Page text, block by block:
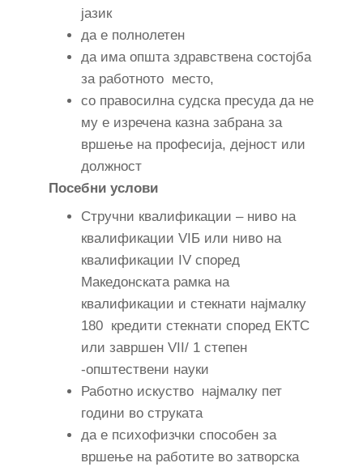
јазик
да е полнолетен
да има општа здравствена состојба
за работното место,
со правосилна судска пресуда да не
му е изречена казна забрана за
вршење на професија, дејност или
должност
Посебни услови
Стручни квалификации – ниво на
квалификации VIБ или ниво на
квалификации IV според
Македонската рамка на
квалификации и стекнати најмалку
180 кредити стекнати според ЕКТС
или завршен VII/ 1 степен
-општествени науки
Работно искуство најмалку пет
години во струката
да е психофизчки способен за
вршење на работите во затворска